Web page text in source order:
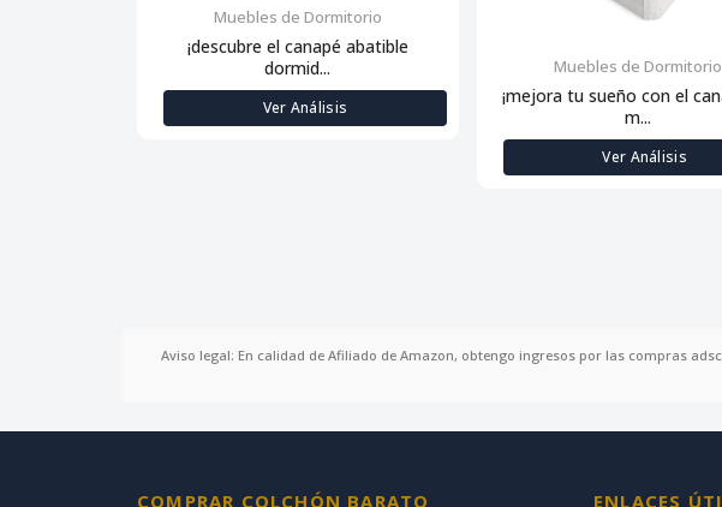
Muebles de Dormitorio
¡descubre el canapé abatible
dormid...
Ver Análisis
Muebles de Dormitorio
¡mejora tu sueño con el
m...
Ver Análisis
Aviso legal: En calidad de Afiliado de Amazon, obtengo ingresos por las compras
COMPRAR COLCHÓN BARATO ENLACES